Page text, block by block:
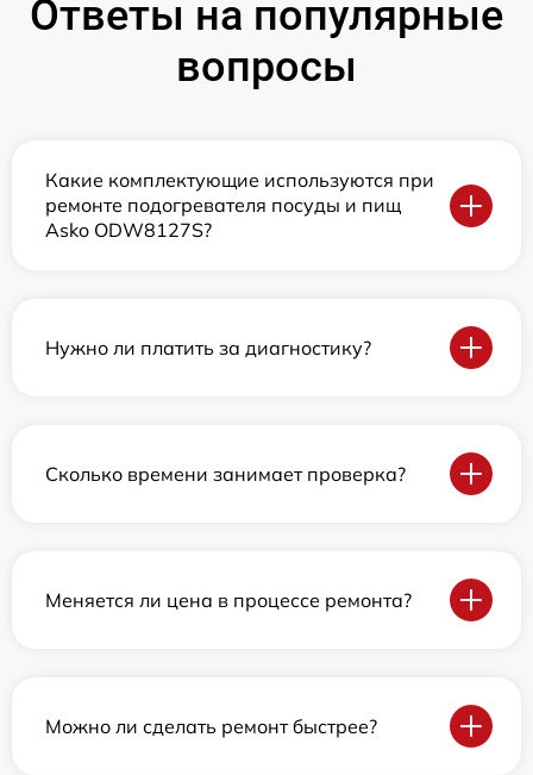
Ответы на популярные
вопросы
Какие комплектующие используются при
ремонте подогревателя посуды и пищ
Asko ODW8127S?
Нужно ли платить за диагностику?
Сколько времени занимает проверка?
Меняется ли цена в процессе ремонта?
Можно ли сделать ремонт быстрее?